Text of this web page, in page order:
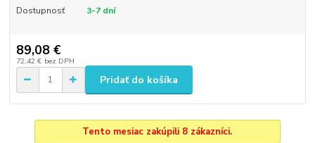
Dostupnosť 3-7 dní
89,08 €
72,42 € bez DPH
Pridať do košíka
Tento mesiac zakúpili 8 zákazníci.